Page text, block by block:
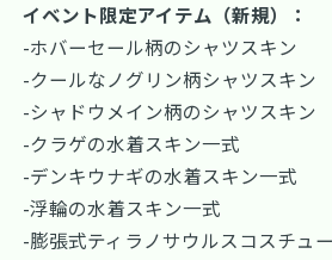
イベント限定アイテム（新規）：
-ホバーセール柄のシャツスキン
-クールなノグリン柄シャツスキン
-シャドウメイン柄のシャツスキン
-クラゲの水着スキン一式
-デンキウナギの水着スキン一式
-浮輪の水着スキン一式
-膨張式ティラノサウルスコスチュ